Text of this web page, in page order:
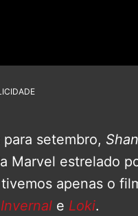
setembro,
Marvel estrelado
apenas o
e Loki.